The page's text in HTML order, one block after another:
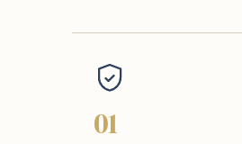
01